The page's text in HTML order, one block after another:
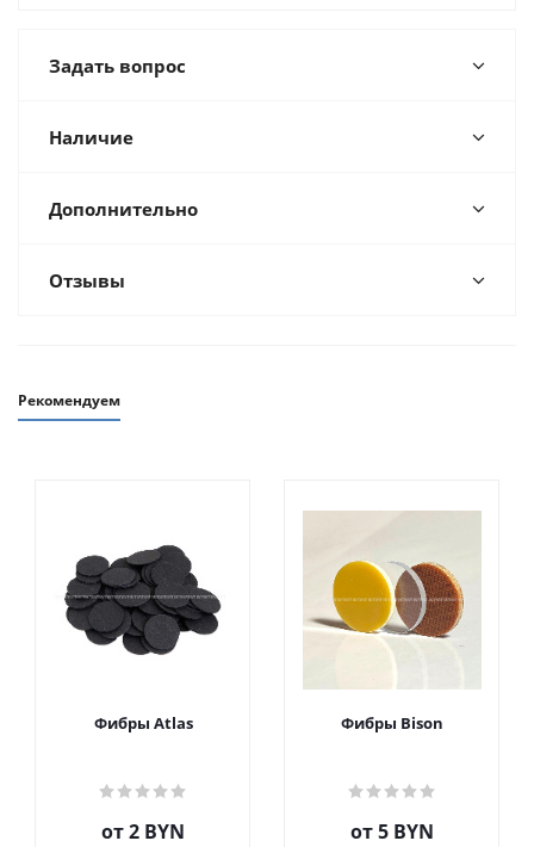
Задать вопрос
Наличие
Дополнительно
Отзывы
Рекомендуем
Фибры Atlas
от2 BYN
Фибры Bison
от5 BYN